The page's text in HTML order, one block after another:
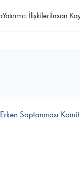
Yatırımcı İlişkileriİnsan
Saptanması